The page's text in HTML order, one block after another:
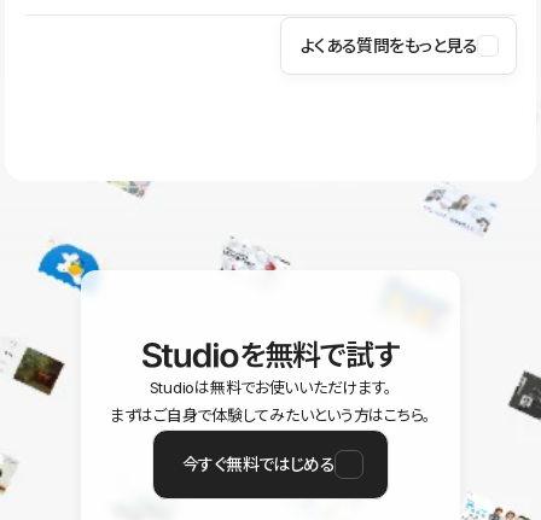
はSSL/TLSによる通信暗号化に対応しており、悪質なスクリプトの
操作方法や機能については、ヘルプセンターでご確認いただけま
ユーザー同士で質問・相談できるコミュニティもご利用ください。
よくある質問をもっと見る
を無料で試す
Studioは無料でお使いいただけます。
まずはご自身で体験してみたいという方はこちら。
今すぐ無料ではじめる